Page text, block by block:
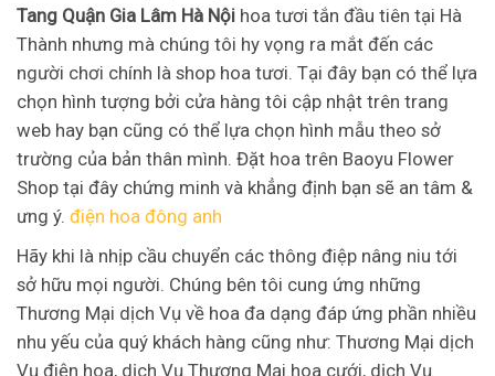
Tang Quận Gia Lâm Hà Nội hoa tươi tắn đầu tiên tại Hà
Thành nhưng mà chúng tôi hy vọng ra mắt đến các
người chơi chính là shop hoa tươi. Tại đây bạn có thể lựa
chọn hình tượng bởi cửa hàng tôi cập nhật trên trang
web hay bạn cũng có thể lựa chọn hình mẫu theo sở
trường của bản thân mình. Đặt hoa trên Baoyu Flower
Shop tại đây chứng minh và khẳng định bạn sẽ an tâm &
ưng ý. điện hoa đông anh
Hãy khi là nhịp cầu chuyển các thông điệp nâng niu tới
sở hữu mọi người. Chúng bên tôi cung ứng những
Thương Mại dịch Vụ về hoa đa dạng đáp ứng phần nhiều
nhu yếu của quý khách hàng cũng như: Thương Mại dịch
Vụ điện hoa, dịch Vụ Thương Mại hoa cưới, dịch Vụ